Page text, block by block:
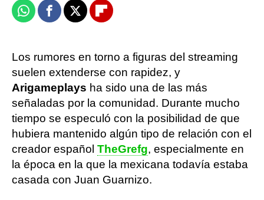
WhatsappFacebook
X Flipboard
Los rumores en torno a figuras del streaming
suelen extenderse con rapidez, y
Arigameplays ha sido una de las más
señaladas por la comunidad. Durante mucho
tiempo se especuló con la posibilidad de que
hubiera mantenido algún tipo de relación con el
creador español TheGrefg, especialmente en
la época en la que la mexicana todavía estaba
casada con Juan Guarnizo.